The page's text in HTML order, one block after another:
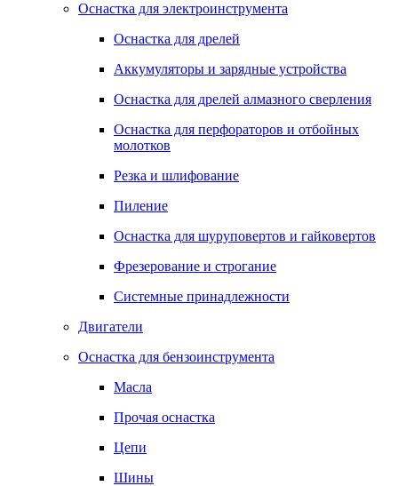
Оснастка для электроинструмента
Оснастка для дрелей
Аккумуляторы и зарядные устройства
Оснастка для дрелей алмазного сверления
Оснастка для перфораторов и отбойных
молотков
Резка и шлифование
Пиление
Оснастка для шуруповертов и гайковертов
Фрезерование и строгание
Системные принадлежности
Двигатели
Оснастка для бензоинструмента
Масла
Прочая оснастка
Цепи
Шины